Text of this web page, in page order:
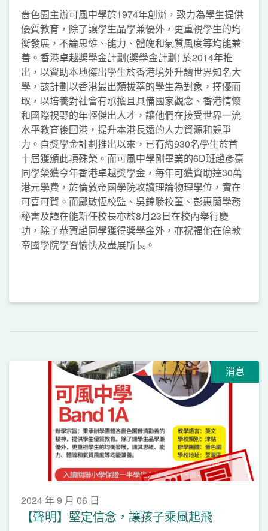
嗇色園主辦可風中學於1974年創辦，致力為學生提供
優質教育，除了讓學生品學兼優外，更重視學生的均
衡發展，不論思維、能力、體魄和氣質風度等均能兼
善。香港卓越獎學金計劃(獎學金計劃) 於2014年推
出，以資助本地傑出學生於香港境外升讀世界知名大
學，該計劃以香港最出類拔萃的學生為對象，擇優而
取，以培養對社會有承擔且具備國家觀念、香港情懷
和國際視野的年輕傑出人才，讓他們在接受世界一流
水平教育後回港，提升本港長遠的人力資源和競爭
力。自獎學金計劃推出以來，已有約930名學生於首
十屆獲頒此項殊榮。而可風中學剛畢業的6D班趙彥豪
同學榮獲今年香港卓越獎學金，每年可獲資助達30萬
港元學費，於倫敦帝國學院攻讀理論物理學位，實在
可喜可賀。而鄺敏恆校監、吳錦勝校董、彭惠蘭學務
秘書及譚在能新任校長亦於8月23日在校內舉行慶
功，除了恭賀趙同學獲得獎學金外，亦祝福他在倫敦
帝國學院學習愉快及盡展所長。
消息
2024 年 9 月 06 日
【聲明】堅定信念，讓孩子乘風起飛